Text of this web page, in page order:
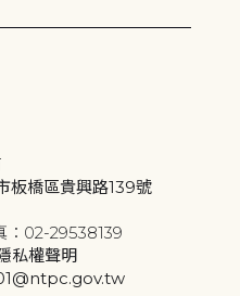
板橋區貴興路139號
：02-29538139
私權聲明